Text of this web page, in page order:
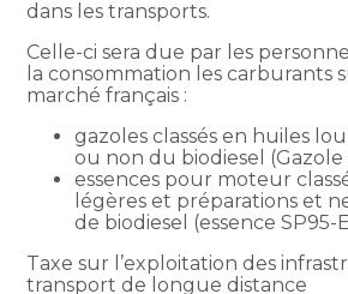
dans les transports.
Celle-ci sera due par les
la consommation les carburants
marché français :
gazoles classés en huiles
ou non du biodiesel (Gazole
essences pour moteur
légères et préparations et
de biodiesel (essence SP95-
Taxe sur l’exploitation des
transport de longue distance